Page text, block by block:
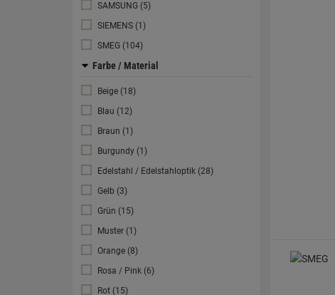
SAMSUNG (5)
SIEMENS (1)
SMEG (104)
Farbe / Material
Beige (18)
Blau (12)
Braun (1)
Burgundy (1)
Edelstahl / Edelstahloptik (28)
Gelb (3)
Grün (15)
Muster (1)
Orange (8)
Rosa / Pink (6)
Rot (15)